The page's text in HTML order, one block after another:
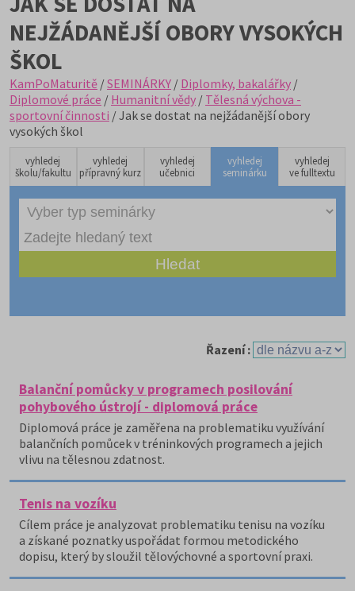
NEJŽÁDANĚJŠÍ OBORY VYSOKÝCH
ŠKOL
KamPoMaturitě /SEMINÁRKY / Diplomky, bakalářky /
Diplomové práce / Humanitní vědy / Tělesná výchova -
sportovní činnosti / Jak se dostat na nejžádanější obory
vysokých škol
vyhledej
školu/fakultu
vyhledej
přípravný kurz
vyhledej
učebnici
vyhledej
seminárku
vyhledej
ve fulltextu
Řazení :
Balanční pomůcky v programech posilování
pohybového ústrojí - diplomová práce
Diplomová práce je zaměřena na problematiku využívání
balančních pomůcek v tréninkových programech a jejich
vlivu na tělesnou zdatnost.
Tenis na vozíku
Cílem práce je analyzovat problematiku tenisu na vozíku
a získané poznatky uspořádat formou metodického
dopisu, který by sloužil tělovýchovné a sportovní praxi.